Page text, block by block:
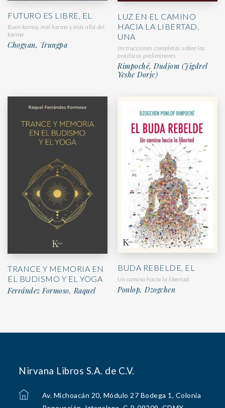
FUTURO ES LIBRE, EL
Buen karma, mal karma y más allá del
karma
Chogyan, Trungpa
LUZ EN EL CAMINO
HACIA LA LIBERTAD,
UNA
Instrucciones completas sobre las
prácticas preliminares
Rimpoché, Dudjom (Jigdrel
Yeshe Dorje)
TRANCE Y MEMORIA EN
EL BUDISMO Y EL YOGA
Ferrández Formoso, Raquel
BUDA REBELDE, EL
Un camino hacia la libertad
Ponlop, Dzogchen
Nirvana Libros S.A. de C.V.
Av. Michoacán 20, Módulo 27 Bodega 1, Colonia